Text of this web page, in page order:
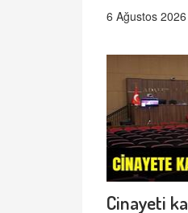
6 Ağustos
Cinayeti